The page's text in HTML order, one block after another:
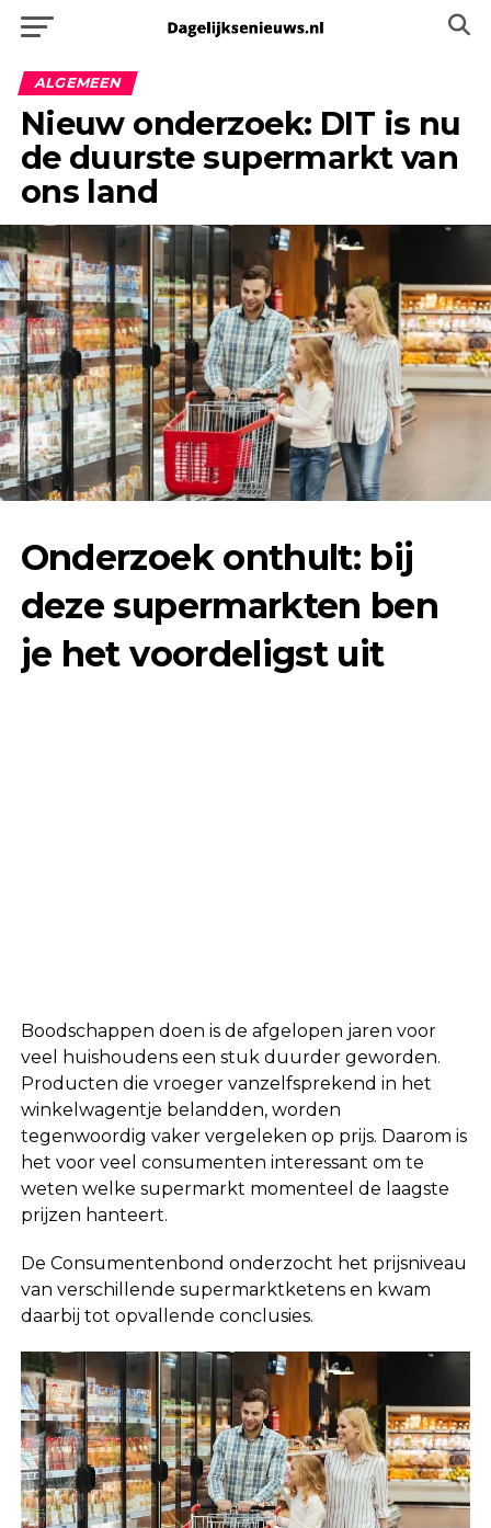
ALGEMEEN
Nieuw onderzoek: DIT is nu
de duurste supermarkt van
ons land
Onderzoek onthult: bij
deze supermarkten ben
je het voordeligst uit
Boodschappen doen is de afgelopen jaren voor
veel huishoudens een stuk duurder geworden.
Producten die vroeger vanzelfsprekend in het
winkelwagentje belandden, worden
tegenwoordig vaker vergeleken op prijs. Daarom is
het voor veel consumenten interessant om te
weten welke supermarkt momenteel de laagste
prijzen hanteert.
De Consumentenbond onderzocht het prijsniveau
van verschillende supermarktketens en kwam
daarbij tot opvallende conclusies.